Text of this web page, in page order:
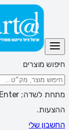
חיפוש מוצרים
ההצעות.
החשבון שלי